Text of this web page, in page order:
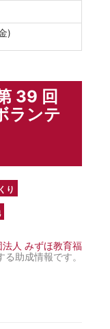
)
39 回
ランテ
り
法人 みずほ教育福
る助成情報です。